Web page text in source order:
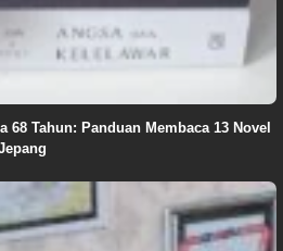
68 Tahun: Panduan Membaca 13 Novel